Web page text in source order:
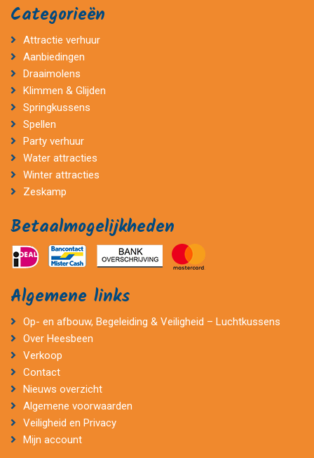
Categorieën
Attractie verhuur
Aanbiedingen
Draaimolens
Klimmen & Glijden
Springkussens
Spellen
Party verhuur
Water attracties
Winter attracties
Zeskamp
Betaalmogelijkheden
Algemene links
Op- en afbouw, Begeleiding & Veiligheid – Luchtkussens
Over Heesbeen
Verkoop
Contact
Nieuws overzicht
Algemene voorwaarden
Veiligheid en Privacy
Mijn account